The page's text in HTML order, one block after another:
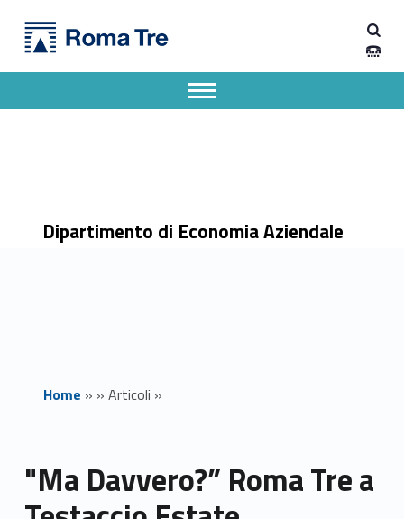
"Ma Davvero?” Roma Tre a Testaccio Estate - Dipartimento di Economia Aziendale
Dipartimento di Economia Aziendale
Apri il menu secondario
Header info sidebar
Home » » Articoli »
"Ma Davvero?” Roma Tre a